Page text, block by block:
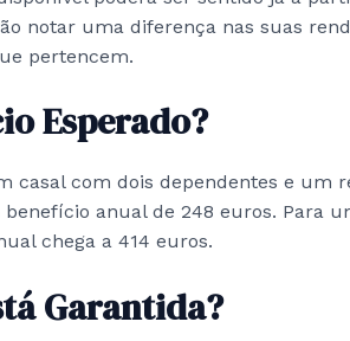
notar uma diferença nas suas
pertencem.
Esperado?
casal com dois dependentes e um
anual de 248 euros. Para
chega a 414 euros.
Garantida?